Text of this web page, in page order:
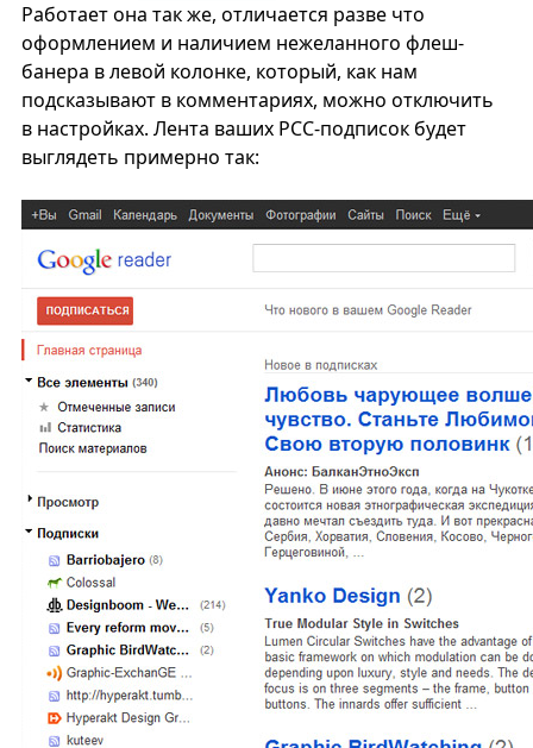
Работает она так же, отличается разве что
оформлением и наличием нежеланного флеш-
банера в левой колонке, который, как нам
подсказывают в комментариях, можно отключить
в настройках. Лента ваших РСС-подписок будет
выглядеть примерно так: